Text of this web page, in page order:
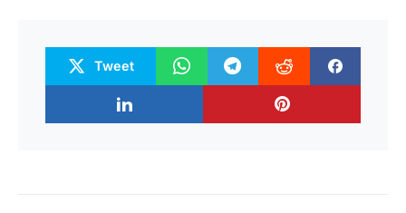
Tweet